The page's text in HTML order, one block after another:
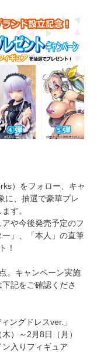
）をフォロー、キャ
に、抽選で豪華プレ
す。
や今後発売予定のフ
」、「本人」の直筆
！
。キャンペーン実施
記をご確認くださ
ングドレスver.」
）～2月8日（月）
入りフィギュア